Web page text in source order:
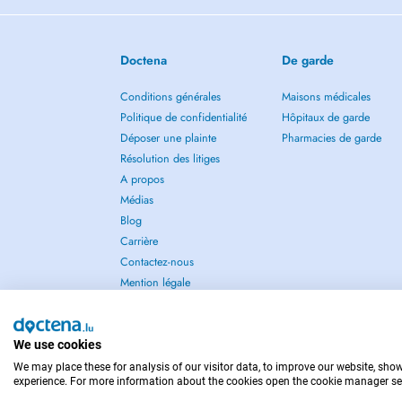
Merci de venir en consultation avec une tenue
Physiotherapist graduated from Lunex University
Hesperange, a professional football club. Consultations
Respiratory Rehabilitation Center in Esch-sur-Alzette.
I provide comprehensive care for a wide range of
tendinopathies and sprains to joint pain, lower back pain,
rehabilitation.
My approach covers orthopedic, traumatic, and sports-
for sedentary individuals or those returning to physical
rehabilitation plan, including clear explanations to help
recovery, targeted exercises, and manual techniques
I make it a priority to tailor every treatment, ensuring
Doctena
Conditions générales
Politique de confidentialité
Déposer une plainte
Résolution des litiges
A propos
Médias
Blog
Carrière
Contactez-nous
Mention légale
De garde
Maisons médicales
Hôpitaux de garde
Pharmacies de garde
POUR LES URGENCES, CONSULTEZ : 112
We use cookies
We may place these for analysis of our visitor data, to improve our website,
experience. For more information about the cookies open the cookie manager